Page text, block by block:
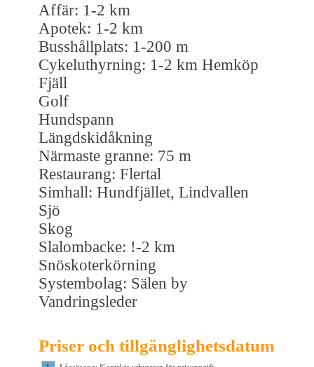
Affär: 1-2 km
Apotek: 1-2 km
Busshållplats: 1-200 m
Cykeluthyrning: 1-2 km Hemköp
Fjäll
Golf
Hundspann
Längdskidåkning
Närmaste granne: 75 m
Restaurang: Flertal
Simhall: Hundfjället, Lindvallen
Sjö
Skog
Slalombacke: !-2 km
Snöskoterkörning
Systembolag: Sälen by
Vandringsleder
Priser och tillgänglighetsdatum